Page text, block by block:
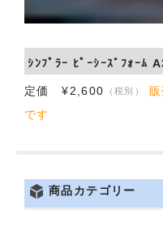
ｼﾝﾌﾟﾗｰ ﾋﾟｰｼｰｽﾞﾌｫｰﾑ
定価 ¥2,600 （税別）
です
商品カテゴリー